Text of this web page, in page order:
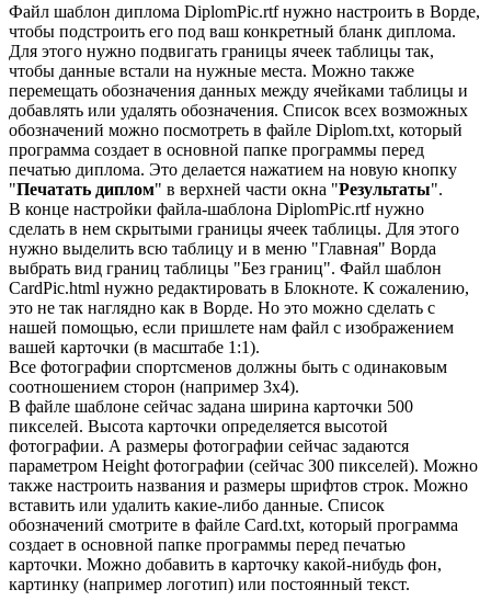
Файл шаблон диплома DiplomPic.rtf нужно настроить в Ворде,
чтобы подстроить его под ваш конкретный бланк диплома.
Для этого нужно подвигать границы ячеек таблицы так,
чтобы данные встали на нужные места. Можно также
перемещать обозначения данных между ячейками таблицы и
добавлять или удалять обозначения. Список всех возможных
обозначений можно посмотреть в файле Diplom.txt, который
программа создает в основной папке программы перед
печатью диплома. Это делается нажатием на новую кнопку
"Печатать диплом" в верхней части окна "Результаты".
В конце настройки файла-шаблона DiplomPic.rtf нужно
сделать в нем скрытыми границы ячеек таблицы. Для этого
нужно выделить всю таблицу и в меню "Главная" Ворда
выбрать вид границ таблицы "Без границ". Файл шаблон
CardPic.html нужно редактировать в Блокноте. К сожалению,
это не так наглядно как в Ворде. Но это можно сделать с
нашей помощью, если пришлете нам файл с изображением
вашей карточки (в масштабе 1:1).
Все фотографии спортсменов должны быть с одинаковым
соотношением сторон (например 3х4).
В файле шаблоне сейчас задана ширина карточки 500
пикселей. Высота карточки определяется высотой
фотографии. А размеры фотографии сейчас задаются
параметром Height фотографии (сейчас 300 пикселей). Можно
также настроить названия и размеры шрифтов строк. Можно
вставить или удалить какие-либо данные. Список
обозначений смотрите в файле Card.txt, который программа
создает в основной папке программы перед печатью
карточки. Можно добавить в карточку какой-нибудь фон,
картинку (например логотип) или постоянный текст.